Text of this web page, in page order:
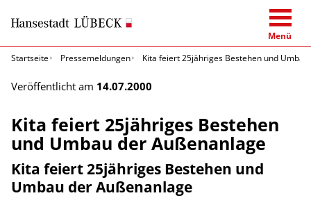
Menü
Startseite
Pressemeldungen Kita feiert 25jähriges Bestehen und
Veröffentlicht am 14.07.2000
Kita feiert 25jähriges Bestehen
und Umbau der Außenanlage
Kita feiert 25jähriges Bestehen und
Umbau der Außenanlage